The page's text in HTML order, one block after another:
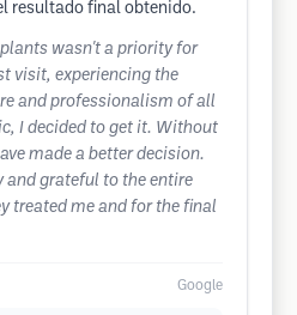
resultado final obtenido.
wasn't a priority for
visit, experiencing the
and professionalism of all
I decided to get it. Without
made a better decision.
and grateful to the entire
treated me and for the final
Google